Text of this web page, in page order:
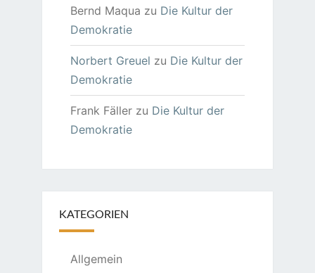
Bernd Maqua zu Die Kultur der
Demokratie
Norbert Greuel zu Die Kultur der
Demokratie
Frank Fällerzu Die Kultur der
Demokratie
KATEGORIEN
Allgemein